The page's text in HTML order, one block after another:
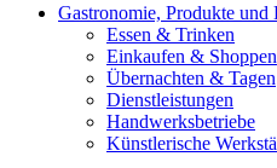
Gastronomie, Produkte und
Essen & Trinken
Einkaufen & Shoppen
Übernachten & Tagen
Dienstleistungen
Handwerksbetriebe
Künstlerische